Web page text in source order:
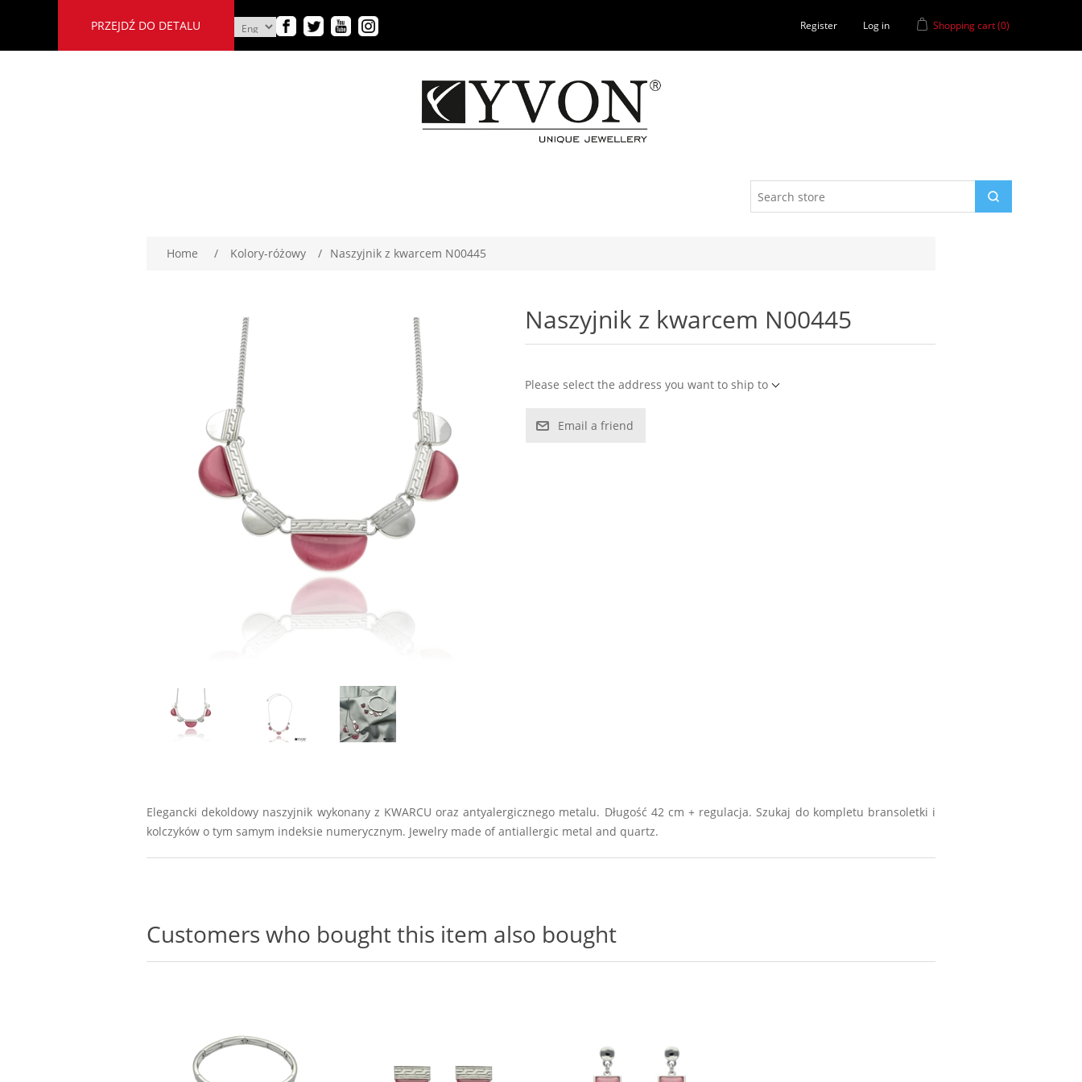
PRZEJDŹ DO DETALU Register Log in Shopping cart(0)
Home / Kolory-różowy / Naszyjnik z kwarcem N00445
Naszyjnik z kwarcem N00445
Please select the address you want to ship to
Email a friend
Elegancki dekoldowy naszyjnik wykonany z KWARCU oraz antyalergicznego metalu. Długość 42 cm + regulacja. Szukaj do kompletu bransoletki i
kolczyków o tym samym indeksie numerycznym. Jewelry made of antiallergic metal and quartz.
Customers who bought this item also bought